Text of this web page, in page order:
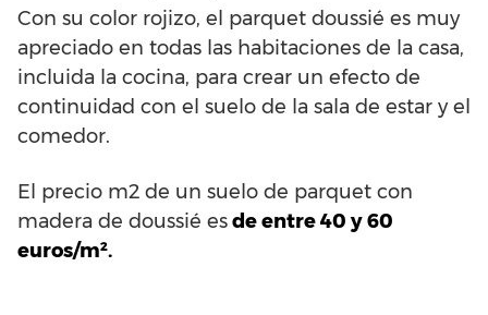
Con su color rojizo, el parquet doussié es muy
apreciado en todas las habitaciones de la casa,
incluida la cocina, para crear un efecto de
continuidad con el suelo de la sala de estar y el
comedor.
El precio m2 de un suelo de parquet con
madera de doussié esde entre 40 y 60
euros/m².